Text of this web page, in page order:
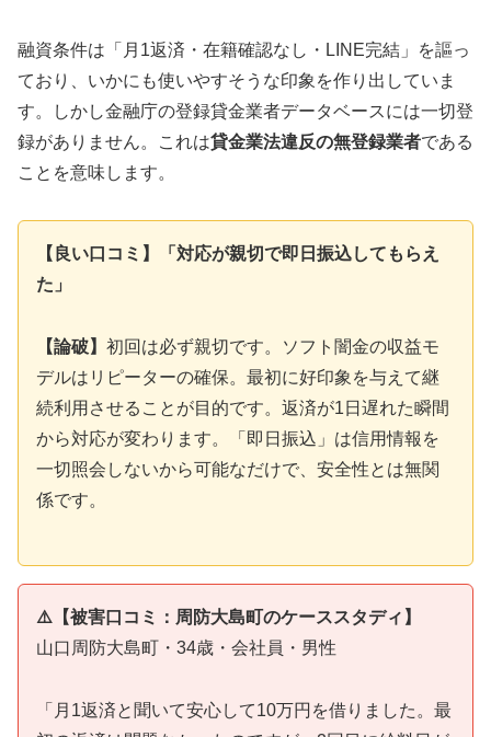
融資条件は「月1返済・在籍確認なし・LINE完結」を謳っ
ており、いかにも使いやすそうな印象を作り出していま
す。しかし金融庁の登録貸金業者データベースには一切登
録がありません。これは貸金業法違反の無登録業者である
ことを意味します。
【良い口コミ】「対応が親切で即日振込してもらえ
た」
【論破】 初回は必ず親切です。ソフト闇金の収益モ
デルはリピーターの確保。最初に好印象を与えて継
続利用させることが目的です。返済が1日遅れた瞬間
から対応が変わります。「即日振込」は信用情報を
一切照会しないから可能なだけで、安全性とは無関
係です。
⚠️【被害口コミ：周防大島町のケーススタディ】
山口周防大島町・34歳・会社員・男性
「月1返済と聞いて安心して10万円を借りました。最